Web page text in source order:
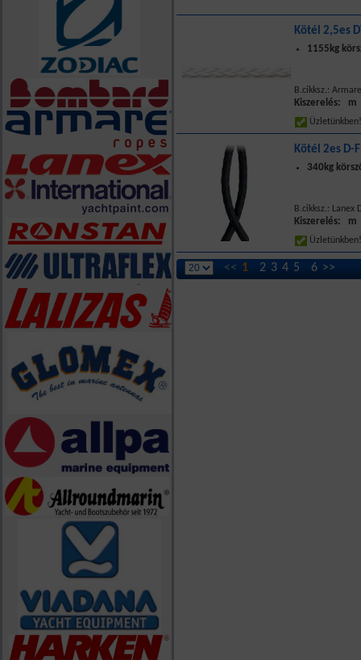
Kötél 2,5es
1155kg
B.cikksz.:
Kiszerelés: m
Kötél 2es D-
340kg
B.cikksz.: Lanex
Kiszerelés: m
<< 1 2 3 4 5 6 >>